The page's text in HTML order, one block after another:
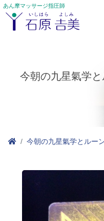
あん摩マッサージ指圧師
今朝の九星氣学
今朝の九星氣学とルー